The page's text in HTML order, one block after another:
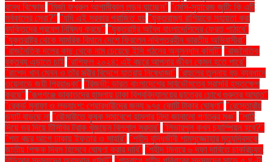
বন্ধে বিক্ষোভ "মির্জা ফখরুল আগামীকাল লন্ডন যাচ্ছেন" "মেসি-সুয়ারেজ জুটি: কি এটি
সর্বকালের সেরা?" "যদি এই সরকার পরাজিত হয় "যুক্তরাজ্য রাশিয়াকে সহায়তা করা
ব্যক্তিদের প্রবেশ নিষিদ্ধ করছে" "যুক্তরাষ্ট্র অবৈধ বাংলাদেশিদের ফেরত পাঠাবে"
"যুক্তরাষ্ট্র থেকে সামরিক বিমানে দেশে ফিরলেন নথিপত্রহীন ভারতীয় অভিবাসীরা"
"রাজনৈতিক দলের কাছ থেকে নাম চেয়েছে ইসি গঠনের অনুসন্ধান কমিটি" "রাজনৈতিক
বক্তব্য এড়াতে চাই "রাশিফল ২০২৪: এই বছরে আপনার জীবন কেমন হতে পারে"
"রাশেদ খান মেনন ও তাঁর স্ত্রীর বিদেশে যাত্রায় নিষেধাজ্ঞা" "রাহুলের তুলনায় বড় ব্যবধানে
ওয়েনাডে জয়ী প্রিয়াঙ্কা" "রিজভী: ভারত বাংলাদেশের সার্বভৌমত্বে সরাসরি হস্তক্ষেপ
করছে" "রূপগঞ্জে ডাকাতদের হামলায় ঢাকা বিশ্ববিদ্যালয়ের ছাত্রের চোখে গুরুতর আঘাত"
"রেকর্ড মুনাফা ও লভ্যাংশ: শেয়ারধারীদের জন্য ৯৭৫ কোটি টাকার ঘোষণা" "রেস্তোরাঁয়
ভ্যাট বাড়ছে না "রৌমারীতে কৃষক সমাবেশে হামলার নিন্দা জানালো গণতন্ত্র মঞ্চ" "লাঠি
দিয়ে ভর দিয়ে টিসিবির ট্রাক খুঁজছেন বিল্লাল সরদার" "লিভারপুল কখন চ্যাম্পিয়ন হবে?"
"শত বছর আগে ঢাকায় ইফতার ও সাহ্‌রি" "শহীদ বুদ্ধিজীবী শামসুজ্জোহার মৃত্যুদিবসকে
জাতীয় শিক্ষক দিবস হিসেবে ঘোষণা করার দাবি" "শহীদ মিনারে ৬ দফা দাবিতে চাকরিচ্যুত